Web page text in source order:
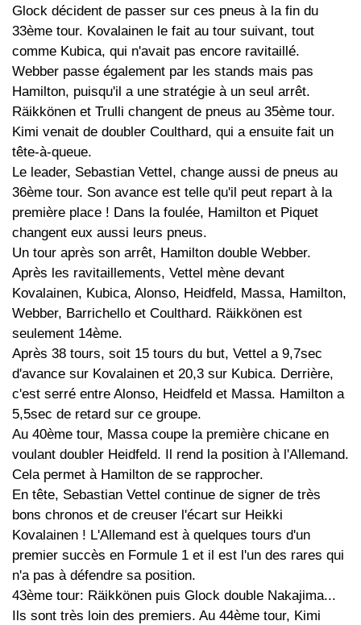
Glock décident de passer sur ces pneus à la fin du
33ème tour. Kovalainen le fait au tour suivant, tout
comme Kubica, qui n'avait pas encore ravitaillé.
Webber passe également par les stands mais pas
Hamilton, puisqu'il a une stratégie à un seul arrêt.
Räikkönen et Trulli changent de pneus au 35ème tour.
Kimi venait de doubler Coulthard, qui a ensuite fait un
tête-à-queue.
Le leader, Sebastian Vettel, change aussi de pneus au
36ème tour. Son avance est telle qu'il peut repart à la
première place ! Dans la foulée, Hamilton et Piquet
changent eux aussi leurs pneus.
Un tour après son arrêt, Hamilton double Webber.
Après les ravitaillements, Vettel mène devant
Kovalainen, Kubica, Alonso, Heidfeld, Massa, Hamilton,
Webber, Barrichello et Coulthard. Räikkönen est
seulement 14ème.
Après 38 tours, soit 15 tours du but, Vettel a 9,7sec
d'avance sur Kovalainen et 20,3 sur Kubica. Derrière,
c'est serré entre Alonso, Heidfeld et Massa. Hamilton a
5,5sec de retard sur ce groupe.
Au 40ème tour, Massa coupe la première chicane en
voulant doubler Heidfeld. Il rend la position à l'Allemand.
Cela permet à Hamilton de se rapprocher.
En tête, Sebastian Vettel continue de signer de très
bons chronos et de creuser l'écart sur Heikki
Kovalainen ! L'Allemand est à quelques tours d'un
premier succès en Formule 1 et il est l'un des rares qui
n'a pas à défendre sa position.
43ème tour: Räikkönen puis Glock double Nakajima...
Ils sont très loin des premiers. Au 44ème tour, Kimi